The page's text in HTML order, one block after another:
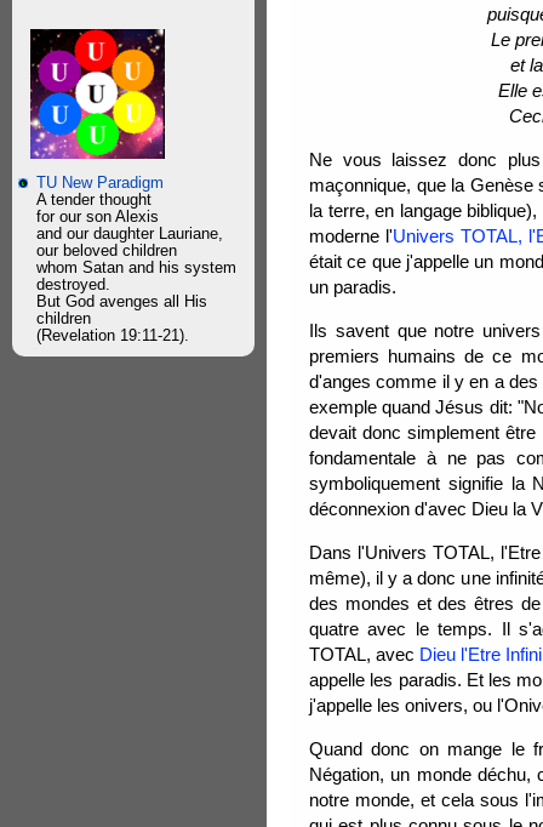
TU New Paradigm
A tender thought
for our son Alexis
and our daughter Lauriane,
our beloved children
whom Satan and his system
destroyed.
But God avenges all His
children
(Revelation 19:11-21).
Le
et
Elle
Ne vous laissez donc
maçonnique, que la
la terre, en langage
moderne l'Univers TOTAL,
était ce que j'appelle un
un paradis.
Ils savent que notre
premiers humains de ce
d'anges comme il y en a
exemple quand Jésus dit:
devait donc simplement
fondamentale à ne pas
symboliquement signifie la
déconnexion d'avec Dieu la
Dans l'Univers TOTAL,
même), il y a donc une
des mondes et des êtres
quatre avec le temps. Il
TOTAL, avec Dieu l'Etre
appelle les paradis. Et les
j'appelle les onivers, ou
Quand donc on mange le
Négation, un monde
notre monde, et cela sous